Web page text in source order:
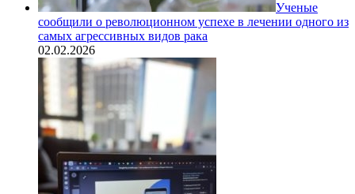
Ученые
сообщили о революционном успехе в лечении одного из
самых агрессивных видов рака
02.02.2026